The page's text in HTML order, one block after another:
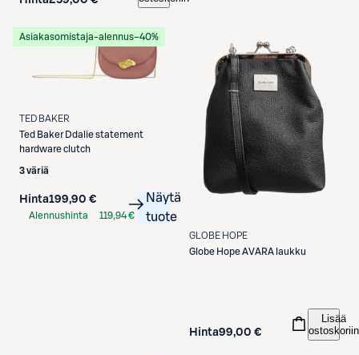
Asiakasomistaja-alennus−40%
TED BAKER
Ted Baker Ddalie statement
hardware clutch
3 väriä
Hinta199,90 €
Alennushinta
119,94 €
Näytä
tuote
GLOBE HOPE
Globe HopeAVARA laukku
Hinta99,00 €
Lisää
ostoskoriin